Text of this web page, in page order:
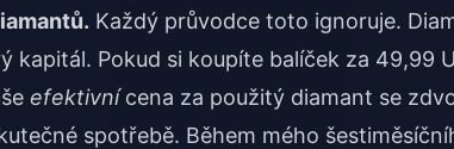
Každý průvodce toto ignoruje.
kapitál. Pokud si koupíte balíček za 49,99
efektivnícena za použitý diamant se
spotřebě. Během mého